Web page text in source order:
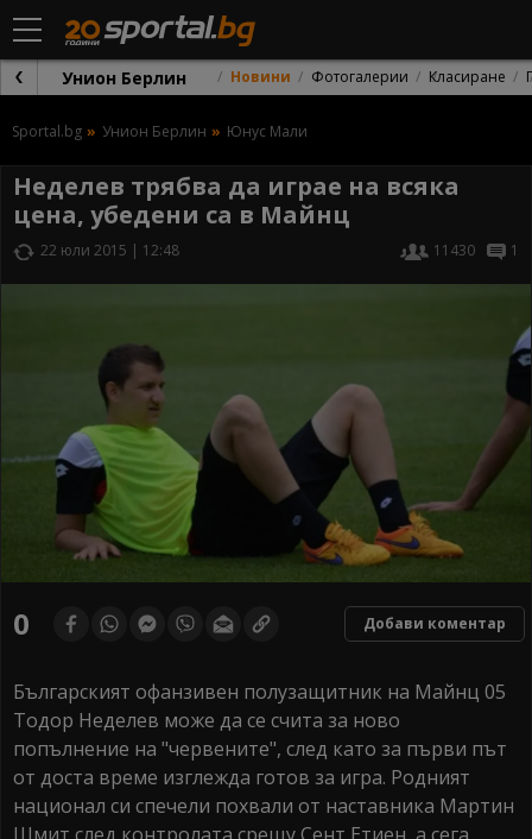
Унион Берлин Новини Фотогалерии Класиране
Sportal.bg Унион Берлин Юнус Мали
Неделев трябва да играе на всяка
цена, убедени са в Майнц
22 юли 2015 | 12:48 11430 1
0 Добави коментар
Българският офанзивен полузащитник на Майнц 05
Тодор Неделев може да се счита за ново
попълнение на "червените", след като за първи път
от доста време изглежда готов за игра. Родният
национал си спечели похвали от наставника Мартин